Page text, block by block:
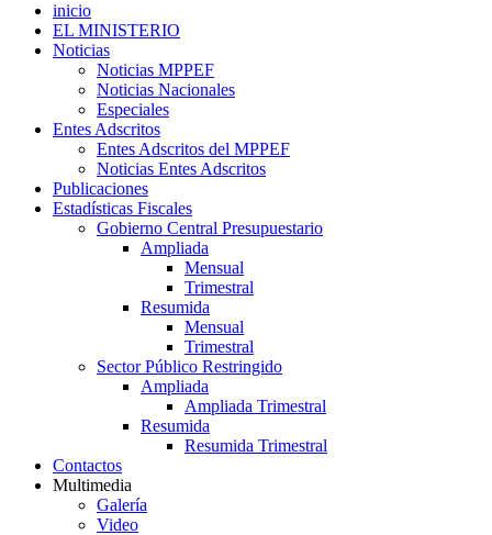
inicio
EL MINISTERIO
Noticias
Noticias MPPEF
Noticias Nacionales
Especiales
Entes Adscritos
Entes Adscritos del MPPEF
Noticias Entes Adscritos
Publicaciones
Estadísticas Fiscales
Gobierno Central Presupuestario
Ampliada
Mensual
Trimestral
Resumida
Mensual
Trimestral
Sector Público Restringido
Ampliada
Ampliada Trimestral
Resumida
Resumida Trimestral
Contactos
Multimedia
Galería
Video